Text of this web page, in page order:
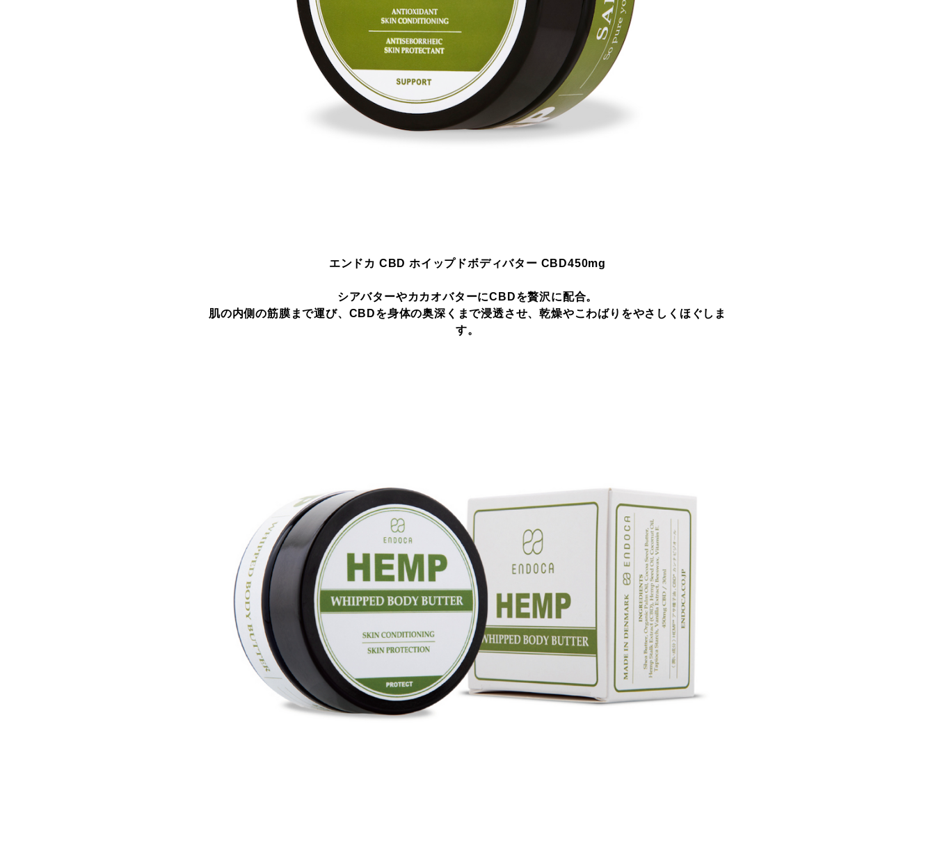
エンドカ CBD ホイップドボディバター CBD450mg
シアバターやカカオバターにCBDを贅沢に配合。
肌の内側の筋膜まで運び、CBDを身体の奥深くまで浸透させ、乾燥やこわばりをやさしくほぐしま
す。